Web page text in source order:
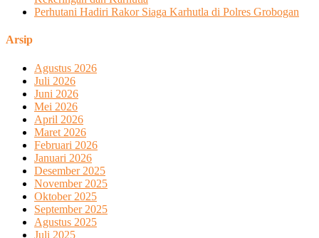
Perhutani Hadiri Rakor Siaga Karhutla di Polres Grobogan
Arsip
Agustus 2026
Juli 2026
Juni 2026
Mei 2026
April 2026
Maret 2026
Februari 2026
Januari 2026
Desember 2025
November 2025
Oktober 2025
September 2025
Agustus 2025
Juli 2025